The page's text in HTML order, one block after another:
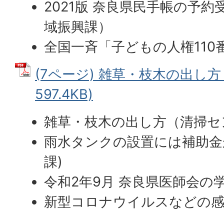
2021版 奈良県民手帳の予約
域振興課）
全国一斉「子どもの人権110
(7ページ) 雑草・枝木の出し
597.4KB)
雑草・枝木の出し方（清掃
雨水タンクの設置には補助
課)
令和2年9月 奈良県医師会の
新型コロナウイルスなどの